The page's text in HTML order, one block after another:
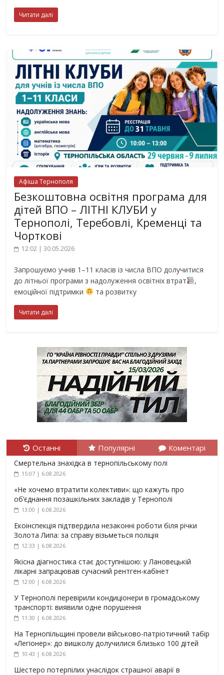
Читати далі
Афіша Тернополя
Безкоштовна освітня програма для
дітей ВПО – ЛІТНІ КЛУБИ у
Тернополі, Теребовлі, Кременці та
Чорткові
12:02 | 30.05.2026
Запрошуємо учнів 1–11 класів із числа ВПО долучитися
до літньої програми з надолуження освітніх втрат
,
емоційної підтримки
та розвитку
Читати далі
Останні Популярні Коментарі
Смертельна знахідка в тернопільському полі
15:07 | 6.08.2026
«Не хочемо втратити колективи»: що кажуть про
об’єднання позашкільних закладів у Тернополі
13:00 | 6.08.2026
Екоінспекція підтвердила незаконні роботи біля річки
Золота Липа: за справу візьметься поліція
12:33 | 6.08.2026
Якісна діагностика стає доступнішою: у Лановецькій
лікарні запрацював сучасний рентген-кабінет
12:00 | 6.08.2026
У Тернополі перевірили кондиціонери в громадському
транспорті: виявили одне порушення
11:30 | 6.08.2026
На Тернопільщині провели військово-патріотичний табір
«Легіонер»: до вишколу долучилися близько 100 дітей
10:43 | 6.08.2026
Шестеро потерпілих унаслідок страшної аварії в